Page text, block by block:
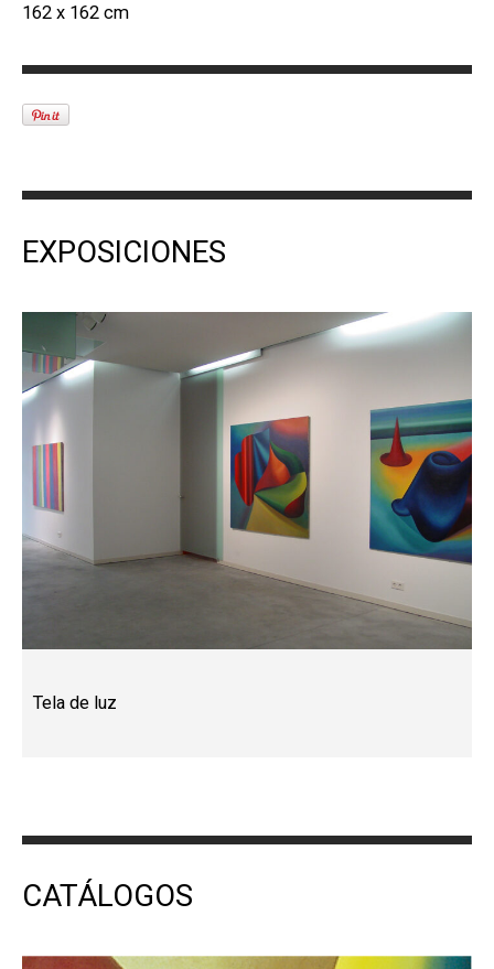
162 x 162 cm
EXPOSICIONES
Tela de luz
CATÁLOGOS